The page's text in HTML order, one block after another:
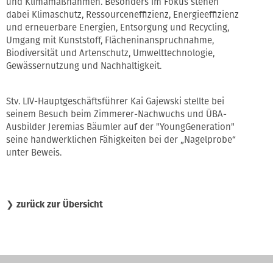
dabei Klimaschutz, Ressourceneffizienz, Energieeffizienz
und erneuerbare Energien, Entsorgung und Recycling,
Umgang mit Kunststoff, Flächeninanspruchnahme,
Biodiversität und Artenschutz, Umwelttechnologie,
Gewässernutzung und Nachhaltigkeit.
Stv. LIV-Hauptgeschäftsführer Kai Gajewski stellte bei
seinem Besuch beim Zimmerer-Nachwuchs und ÜBA-
Ausbilder Jeremias Bäumler auf der "YoungGeneration"
seine handwerklichen Fähigkeiten bei der „Nagelprobe“
unter Beweis.
❯ zurück zur Übersicht